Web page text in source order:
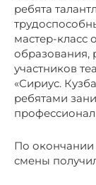
ребята
мастер-класс
образования,
участников
«Сириус.
ребятами
По окончании
смены